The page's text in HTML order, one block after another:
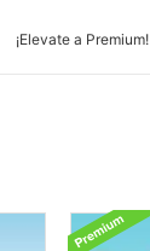
¡Elevate a Premium!